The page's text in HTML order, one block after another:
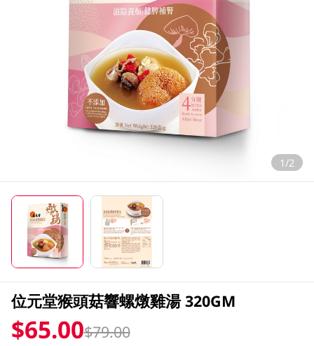
1/2
位元堂猴頭菇響螺燉雞湯 320GM
$65.00$79.00